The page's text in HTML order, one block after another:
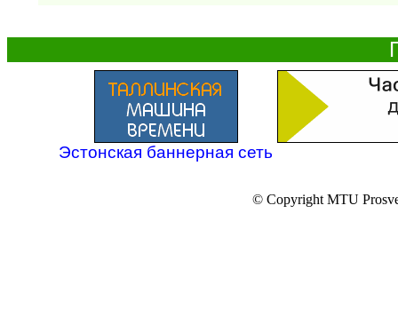
Эстонская баннерная сеть
© Copyright MTU